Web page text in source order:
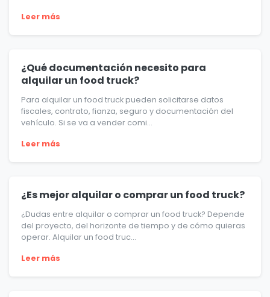
Leer más
¿Qué documentación necesito para
alquilar un food truck?
Para alquilar un food truck pueden solicitarse datos
fiscales, contrato, fianza, seguro y documentación del
vehículo. Si se va a vender comi...
Leer más
¿Es mejor alquilar o comprar un food truck?
¿Dudas entre alquilar o comprar un food truck? Depende
del proyecto, del horizonte de tiempo y de cómo quieras
operar. Alquilar un food truc...
Leer más